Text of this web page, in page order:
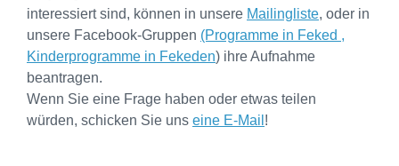
interessiert sind, können in unsere Mailingliste, oder in
unsere Facebook-Gruppen (Programme in Feked ,
Kinderprogramme in Fekeden) ihre Aufnahme
beantragen.
Wenn Sie eine Frage haben oder etwas teilen
würden, schicken Sie uns eine E-Mail !